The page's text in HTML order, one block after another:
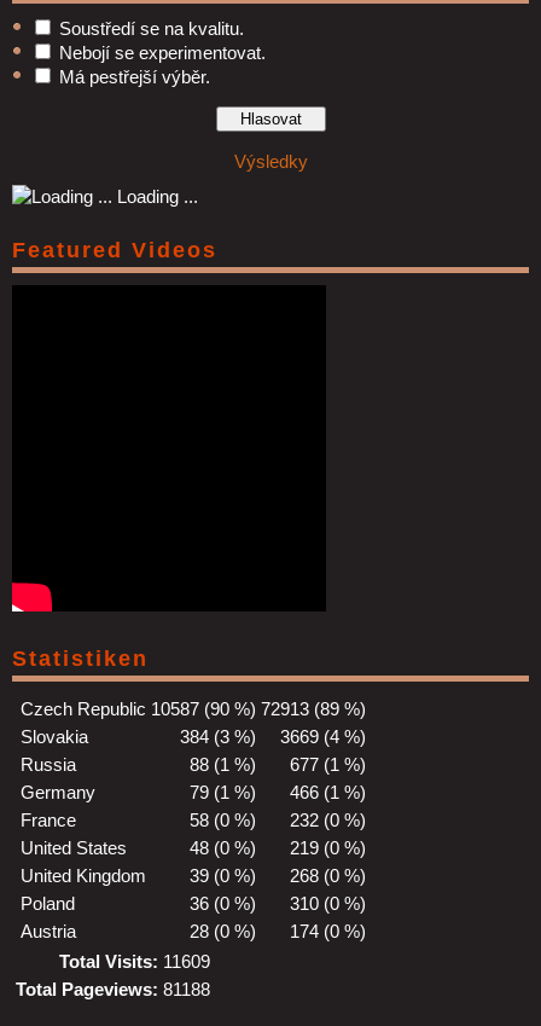
Soustředí se na kvalitu.
Nebojí se experimentovat.
Má pestřejší výběr.
Výsledky
Loading ...
Featured Videos
Statistiken
Czech Republic 10587 (90 %) 72913 (89 %)
Slovakia
384 (3 %)
3669 (4 %)
Russia
88 (1 %)
677 (1 %)
Germany
79 (1 %)
466 (1 %)
France
58 (0 %)
232 (0 %)
United States
48 (0 %)
219 (0 %)
United Kingdom
39 (0 %)
268 (0 %)
Poland
36 (0 %)
310 (0 %)
Austria
28 (0 %)
174 (0 %)
Total Visits: 11609
Total Pageviews: 81188